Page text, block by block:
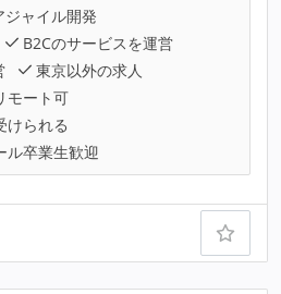
ジャイル開発
B2Cのサービスを運営
東京以外の求人
モート可
けられる
ル卒業生歓迎